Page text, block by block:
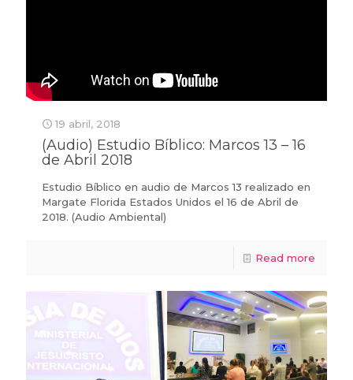
19 abril, 2018
(Audio) Estudio Bíblico: Marcos 13 – 16
de Abril 2018
Estudio Bíblico en audio de Marcos 13 realizado en
Margate Florida Estados Unidos el 16 de Abril de
2018. (Audio Ambiental)
Read more